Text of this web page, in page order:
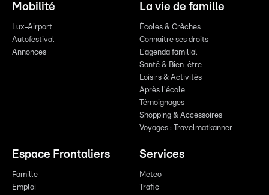
Mobilité
Lux-Airport
Autofestival
Annonces
La vie de famille
Écoles & Crèches
Connaître ses droits
L'agenda familial
Santé & Bien-être
Loisirs & Activités
Après l'école
Témoignages
Shopping & Accessoires
Voyages : Travelmatkanner
Espace Frontaliers
Famille
Emploi
Services
Meteo
Trafic